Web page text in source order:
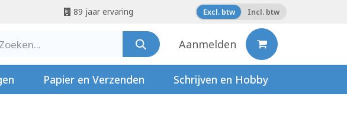
89 jaar ervaring Excl. btw Incl. btw
Aanmelden
Papier en Verzenden Schrijven en Hobby